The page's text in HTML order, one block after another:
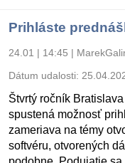
Prihláste
24.01 | 14:45 |
Dátum udalosti:
Štvrtý ročník
spustená možnosť
zameriava na témy
softvéru, otvorených